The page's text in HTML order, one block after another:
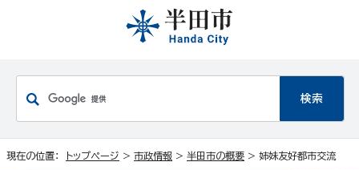
現在の位置： トップページ > 市政情報 > 半田市の概要 > 姉妹友好都市交流